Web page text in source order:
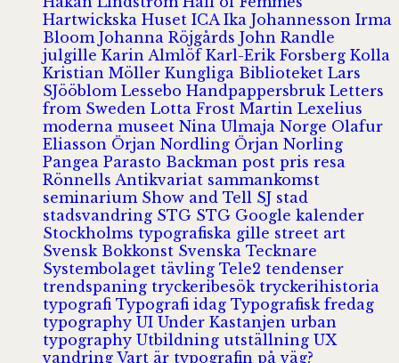
Hartwickska Huset ICA Ika Johannesson Irma
Bloom Johanna Röjgårds John Randle
julgille Karin Almlöf Karl-Erik Forsberg Kolla
Kristian Möller Kungliga Biblioteket Lars
SJööblom Lessebo Handpappersbruk Letters
from Sweden Lotta Frost Martin Lexelius
moderna museet Nina Ulmaja Norge Olafur
Eliasson Örjan Nordling Örjan Norling
Pangea Parasto Backman post pris resa
Rönnells Antikvariat sammankomst
seminarium Show and Tell SJ stad
stadsvandring STG STG Google kalender
Stockholms typografiska gille street art
Svensk Bokkonst Svenska Tecknare
Systembolaget tävling Tele2 tendenser
trendspaning tryckeribesök tryckerihistoria
typografi Typografi idag Typografisk fredag
typography UI Under Kastanjen urban
typography Utbildning utställning UX
vandring Vart är typografin på väg?